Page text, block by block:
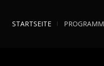
STARTSEITE PROGRAMM